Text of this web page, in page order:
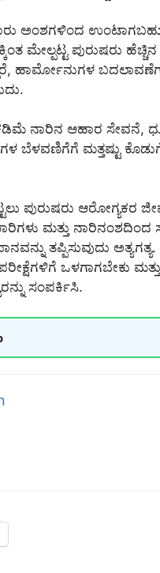
ಅಂಶಗಳಿಂದ
ಮೇಲ್ಪಟ್ಟ ಪುರುಷರು
ಹಾರ್ಮೋನುಗಳ
ನಾರಿನ ಆಹಾರ ಸೇವನೆ,
ಬೆಳವಣಿಗೆಗೆ ಮತ್ತಷ್ಟು
ಪುರುಷರು ಆರೋಗ್ಯಕರ
ಮತ್ತು
ತಪ್ಪಿಸುವುದು
ಒಳಗಾಗಬೇಕು
ಸಂಪರ್ಕಿಸಿ.